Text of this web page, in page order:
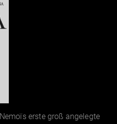
erste groß angelegte